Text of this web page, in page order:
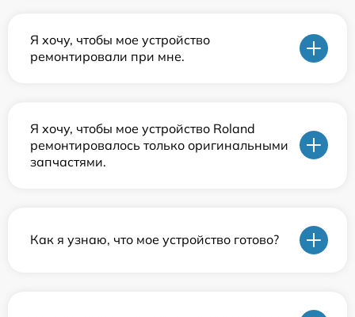
Я хочу, чтобы мое устройство
ремонтировали при мне.
Я хочу, чтобы мое устройство Roland
ремонтировалось только оригинальными
запчастями.
Как я узнаю, что мое устройство готово?